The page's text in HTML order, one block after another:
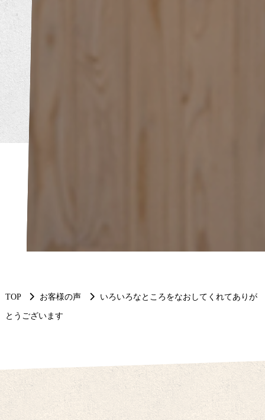
TOP お客様の声 いろいろなところをなおしてくれてありが
とうございます